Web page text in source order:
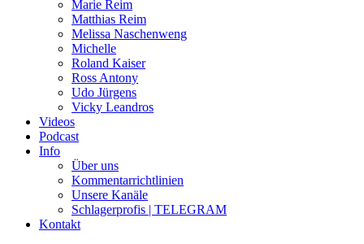
Marie Reim
Matthias Reim
Melissa Naschenweng
Michelle
Roland Kaiser
Ross Antony
Udo Jürgens
Vicky Leandros
Videos
Podcast
Info
Über uns
Kommentarrichtlinien
Unsere Kanäle
Schlagerprofis | TELEGRAM
Kontakt